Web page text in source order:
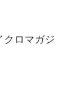
クロマガジ